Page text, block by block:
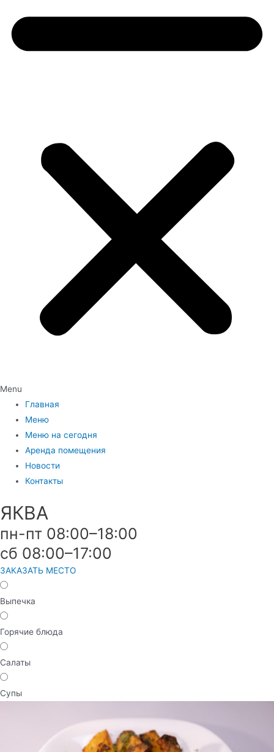
Menu
Главная
Меню
Меню на сегодня
Аренда помещения
Новости
Контакты
ЯКВА
пн-пт 08:00–18:00
сб 08:00–17:00
ЗАКАЗАТЬ МЕСТО
Выпечка
Горячие блюда
Салаты
Супы